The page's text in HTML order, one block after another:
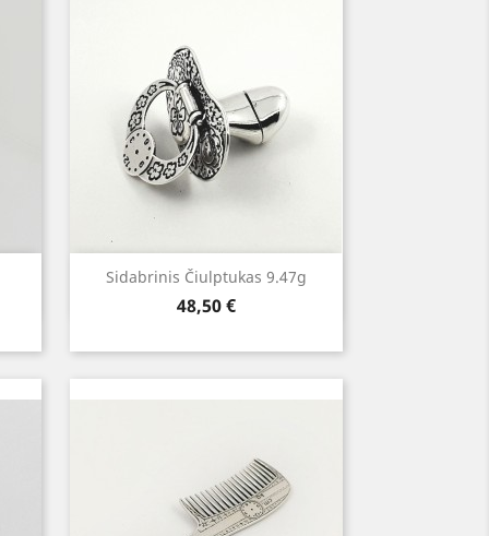
Sidabrinis Čiulptukas 9.47g
Kaina
48,50 €
Greita peržiūra